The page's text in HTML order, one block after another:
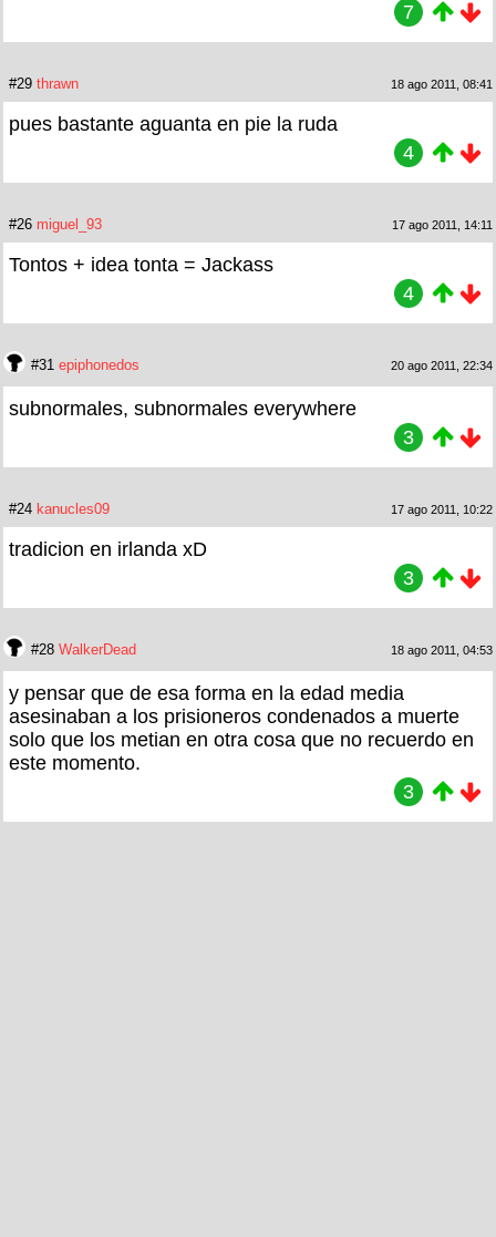
7
#29 thrawn 18 ago 2011, 08:41
pues bastante aguanta en pie la ruda
4
#26 miguel_93 17 ago 2011, 14:11
Tontos + idea tonta = Jackass
4
#31 epiphonedos 20 ago 2011, 22:34
subnormales, subnormales everywhere
3
#24 kanucles09 17 ago 2011, 10:22
tradicion en irlanda xD
3
#28 WalkerDead 18 ago 2011, 04:53
y pensar que de esa forma en la edad media
asesinaban a los prisioneros condenados a muerte
solo que los metian en otra cosa que no recuerdo en
este momento.
3